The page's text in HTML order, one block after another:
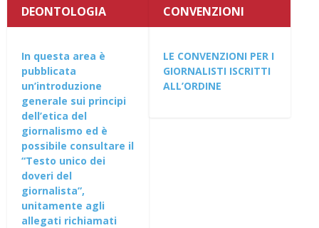
DEONTOLOGIA
In questa area è
pubblicata
un’introduzione
generale sui principi
dell’etica del
giornalismo ed è
possibile consultare il
“Testo unico dei
doveri del
giornalista”,
unitamente agli
allegati richiamati
CONVENZIONI
LE CONVENZIONI PER I
GIORNALISTI ISCRITTI
ALL’ORDINE